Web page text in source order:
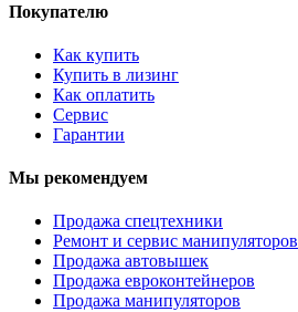
Покупателю
Как купить
Купить в лизинг
Как оплатить
Сервис
Гарантии
Мы рекомендуем
Продажа спецтехники
Ремонт и сервис манипуляторов
Продажа автовышек
Продажа евроконтейнеров
Продажа манипуляторов